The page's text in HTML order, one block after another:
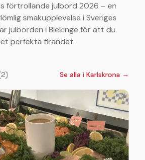
förtrollande julbord 2026 – en
smakupplevelse i Sveriges
julborden i Blekinge för att du
perfekta firandet.
2) Se alla i Karlskrona →